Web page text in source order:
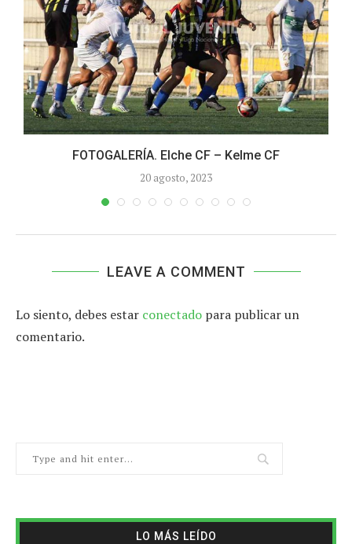
FOTOGALERÍA. Elche CF – Kelme CF
20 agosto, 2023
LEAVE A COMMENT
Lo siento, debes estar conectado para publicar un
comentario.
LO MÁS LEÍDO